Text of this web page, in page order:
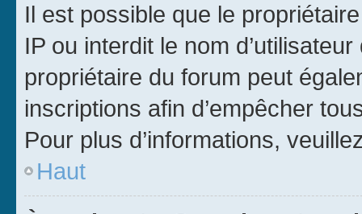
Il est possible que le
IP ou interdit le nom
propriétaire du forum peut
inscriptions afin d’empêcher
Pour plus d’informations,
Haut